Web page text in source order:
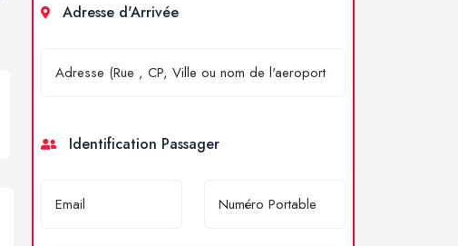
Adresse d'Arrivée
Identification Passager